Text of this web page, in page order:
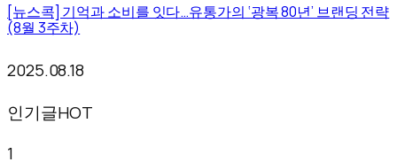
[뉴스콕] 기억과 소비를 잇다…유통가의 ‘광복 80년’ 브랜딩 전략
(8월 3주차)
2025.08.18
인기글HOT
1